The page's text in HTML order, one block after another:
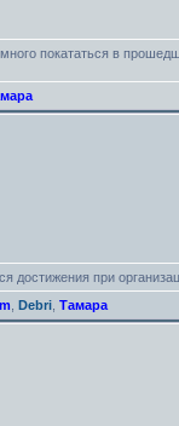
покататься в
достижения при
Debri Тамара